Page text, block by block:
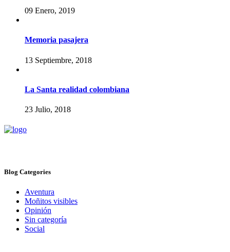
09 Enero, 2019
Memoria pasajera
13 Septiembre, 2018
La Santa realidad colombiana
23 Julio, 2018
Blog Categories
Aventura
Moñitos visibles
Opinión
Sin categoría
Social